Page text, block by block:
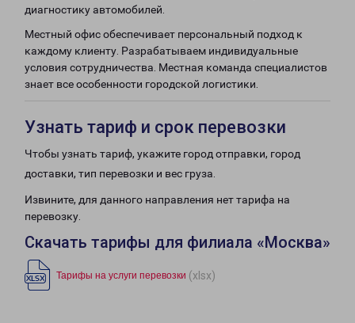
диагностику автомобилей.
Местный офис обеспечивает персональный подход к
каждому клиенту. Разрабатываем индивидуальные
условия сотрудничества. Местная команда специалистов
знает все особенности городской логистики.
Узнать тариф и срок перевозки
Чтобы узнать тариф, укажите город отправки, город
доставки, тип перевозки и вес груза.
Извините, для данного направления нет тарифа на
перевозку.
Скачать тарифы для филиала «Москва»
Тарифы на услуги перевозки (xlsx)